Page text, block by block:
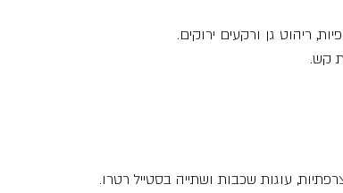
ריהוט גן ורקעים ירוקים.
קש.
עוגות שכבות ושתייה בסטייל רטרו.